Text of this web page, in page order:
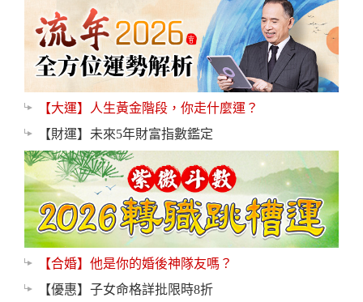
【大運】人生黃金階段，你走什麼運？
【財運】未來5年財富指數鑑定
【合婚】他是你的婚後神隊友嗎？
【優惠】子女命格詳批限時8折